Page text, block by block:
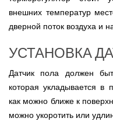
внешних температур
дверной поток воздуха и
УСТАНОВКА
Датчик пола должен
которая укладывается в
как можно ближе к
можно укоротить или